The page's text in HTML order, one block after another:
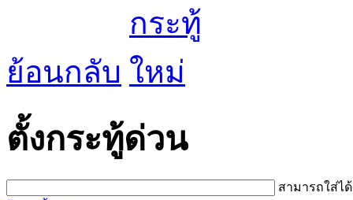
ย้อนกลับ
ตั้งกระทู้ด่วน
สามารถใส่ไ